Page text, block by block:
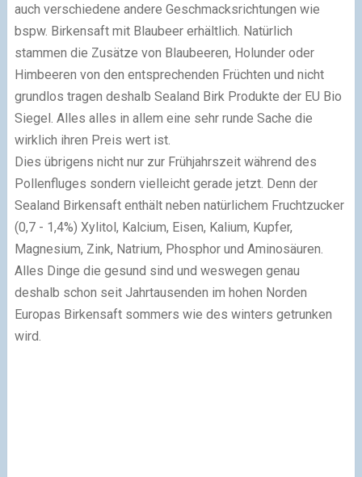
auch verschiedene andere Geschmacksrichtungen wie
bspw. Birkensaft mit Blaubeer erhältlich. Natürlich
stammen die Zusätze von Blaubeeren, Holunder oder
Himbeeren von den entsprechenden Früchten und nicht
grundlos tragen deshalb Sealand Birk Produkte der EU Bio
Siegel. Alles alles in allem eine sehr runde Sache die
wirklich ihren Preis wert ist.
Dies übrigens nicht nur zur Frühjahrszeit während des
Pollenfluges sondern vielleicht gerade jetzt. Denn der
Sealand Birkensaft enthält neben natürlichem Fruchtzucker
(0,7 - 1,4%) Xylitol, Kalcium, Eisen, Kalium, Kupfer,
Magnesium, Zink, Natrium, Phosphor und Aminosäuren.
Alles Dinge die gesund sind und weswegen genau
deshalb schon seit Jahrtausenden im hohen Norden
Europas Birkensaft sommers wie des winters getrunken
wird.